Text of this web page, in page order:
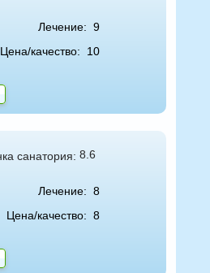
Лечение: 9
Цена/качество:
10
санатория: 8.6
Лечение: 8
Цена/качество: 8